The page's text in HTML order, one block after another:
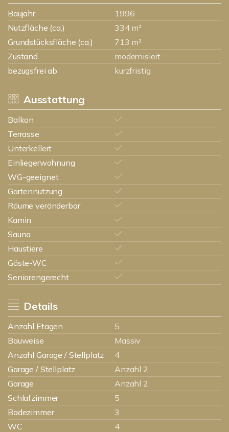
Baujahr
1996
Nutzfläche (ca.)
334 m²
Grundstücksfläche (ca.)
713 m²
Zustand
modernisiert
bezugsfrei ab
kurzfristig
Ausstattung
Balkon
Terrasse
Unterkellert
Einliegerwohnung
WG-geeignet
Gartennutzung
Räume veränderbar
Kamin
Sauna
Haustiere
Gäste-WC
Seniorengerecht
Details
Anzahl Etagen
5
Bauweise
Massiv
Anzahl Garage / Stellplatz
4
Garage / Stellplatz
Anzahl 2
Garage
Anzahl 2
Schlafzimmer
5
Badezimmer
3
WC
4